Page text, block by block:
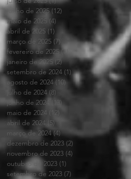
junho de 2025 (12)
maio de 2025 (4)
abril de 2025 (1) 1 post
março de 2025 (7)
7 posts
fevereiro de 2025 (1)
janeiro de 2025 (2)2 posts
setembro de 2024 (1) 1 post
agosto de 2024 (10)10 posts
julho de 2024 (8)
junho de 2024 (13)
maio de 2024 (12)
abril de 2024 (5)5 posts
março de 2024 (4)4 posts
dezembro de 2023 (2)
novembro de 2023 (4)
outubro de 2023 (1)
setembro de 2023 (7)